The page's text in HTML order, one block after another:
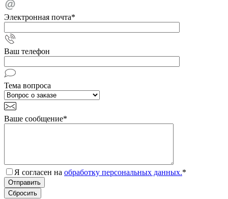
Электронная почта*
Ваш телефон
Тема вопроса
Ваше сообщение*
Я согласен на обработку персональных данных.*